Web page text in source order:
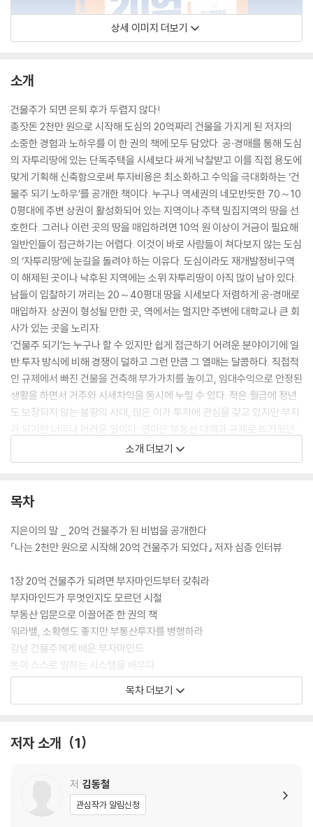
상세 이미지 더보기
소개
건물주가 되면 은퇴 후가 두렵지 않다!
종잣돈 2천만 원으로 시작해 도심의 20억짜리 건물을 가지게 된 저자의
소중한 경험과 노하우를 이 한 권의 책에 모두 담았다. 공·경매를 통해 도심
의 자투리땅에 있는 단독주택을 시세보다 싸게 낙찰받고 이를 직접 용도에
맞게 기획해 신축함으로써 투자비용은 최소화하고 수익을 극대화하는 ‘건
물주 되기 노하우’를 공개한 책이다. 누구나 역세권의 네모반듯한 70～10
0평대에 주변 상권이 활성화되어 있는 지역이나 주택 밀집지역의 땅을 선
호한다. 그러나 이런 곳의 땅을 매입하려면 10억 원 이상이 거금이 필요해
일반인들이 접근하기는 어렵다. 이것이 바로 사람들이 쳐다보지 않는 도심
의 ‘자투리땅’에 눈길을 돌려야 하는 이유다. 도심이라도 재개발정비구역
이 해제된 곳이나 낙후된 지역에는 소위 자투리땅이 아직 많이 남아 있다.
남들이 입찰하기 꺼리는 20～40평대 땅을 시세보다 저렴하게 공·경매로
매입하자. 상권이 형성될 만한 곳, 역에서는 멀지만 주변에 대학교나 큰 회
사가 있는 곳을 노리자.
‘건물주 되기’는 누구나 할 수 있지만 쉽게 접근하기 어려운 분야이기에 일
반 투자 방식에 비해 경쟁이 덜하고 그런 만큼 그 열매는 달콤하다. 직접적
인 규제에서 빠진 건물을 건축해 부가가치를 높이고, 임대수익으로 안정된
생활을 하면서 거주와 시세차익을 동시에 누릴 수 있다. 적은 월급에 정년
도 보장되지 않는 불황의 시대, 많은 이가 투자에 관심을 갖고 있지만 부자
가 되기란 너무나 어려운 일이다. 연이은 부동산 대책과 규제로 뜨거웠던
아파트투자도 이제 시들해지고 있다. 누구나 할 수 있는 쉬운 투자 방식은
경쟁이 치열하고 그런 만큼 수익도 크지 않다. 좋은 입지를 볼 수 있는 능
사서 ‘가장 비싸게’ 팔 수 있다. 경제적 자유를 누리고 싶다면, 은퇴 후의 행
건물주 되기 플랜’을 가동하자.
소개 더보기
목차
지은이의 말 _ 20억 건물주가 된 비법을 공개한다
『나는 2천만 원으로 시작해 20억 건물주가 되었다』 저자 심층 인터뷰
1장 20억 건물주가 되려면 부자마인드부터 갖춰라
부자마인드가 무엇인지도 모르던 시절
부동산 입문으로 이끌어준 한 권의 책
워라밸, 소확행도 좋지만 부통산투자를 병행하라
강남 건물주에게 배운 부자마인드
돈이 스스로 일하는 시스템을 배우다
노후대비 부동산투자는 30대부터 시작하라
점포겸용 단독주택용지의 딜레마를 조심하라
신도시 상가투자, 리스크가 크다
신축 오피스텔투자, 장점보다 단점이 많다
전세 사느니 신축빌라 분양, 그건 투자가 아니다
목차 더보기
저자 소개 1
저 김동철
관심작가 알림신청